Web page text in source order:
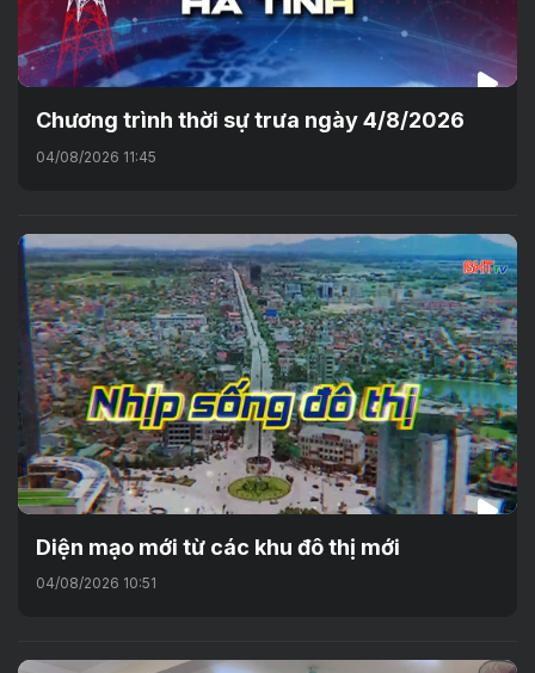
Chương trình thời sự trưa ngày 4/8/2026
04/08/2026 11:45
Diện mạo mới từ các khu đô thị mới
04/08/2026 10:51